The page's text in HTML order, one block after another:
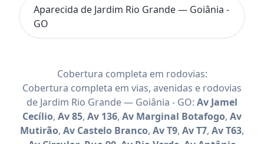
Aparecida de Jardim Rio Grande — Goiânia -
GO
Cobertura completa em rodovias:
Cobertura completa em vias, avenidas e rodovias
de Jardim Rio Grande — Goiânia - GO: Av Jamel
Cecílio, Av 85, Av 136, Av Marginal Botafogo, Av
Mutirão, Av Castelo Branco, Av T9, Av T7, Av T63,